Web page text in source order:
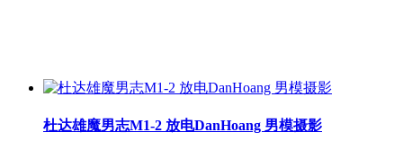
杜达雄魔男志M1-2 放电DanHoang 男模摄影